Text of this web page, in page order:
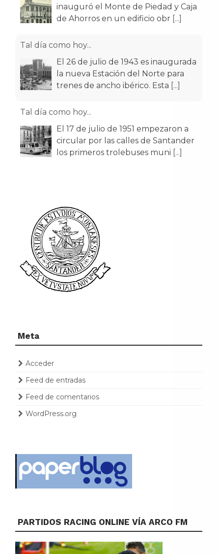
inauguró el Monte de Piedad y Caja
de Ahorros en un edificio obr [...]
Tal día como hoy...
El 26 de julio de 1943 es inaugurada
la nueva Estación del Norte para
trenes de ancho ibérico. Esta [...]
Tal día como hoy...
El 17 de julio de 1951 empezaron a
circular por las calles de Santander
los primeros trolebuses muni [...]
Meta
Acceder
Feed de entradas
Feed de comentarios
WordPress.org
PARTIDOS RACING ONLINE VÍA ARCO FM